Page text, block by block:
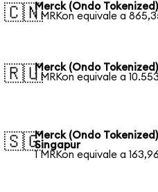
🇨🇳Merck (Ondo
1 MRKon equivale a
🇷🇺Merck (Ondo
1 MRKon equivale a
🇸🇬Merck (Ondo
Singapur
1 MRKon equivale a